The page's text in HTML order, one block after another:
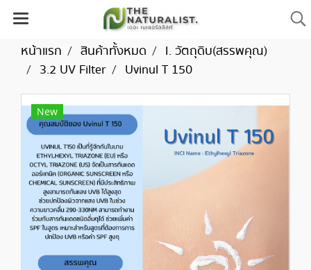
หน้าแรก สินค้าทั้งหมด
I. วัตถุดิบ(สรรพคุณ)
3.2 UV Filter
Uvinul T 150
New